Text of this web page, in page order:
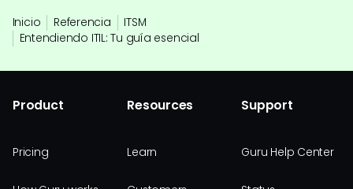
Inicio Referencia
ITSM
Entendiendo ITIL: Tu guía esencial
Product
Pricing
Resources
Learn
Support
Guru Help Center